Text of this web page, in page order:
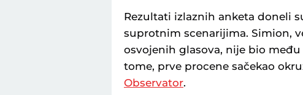
Rezultati izlaznih anketa doneli
suprotnim scenarijima. Simion,
osvojenih glasova, nije bio
tome, prve procene sačekao
Observator.